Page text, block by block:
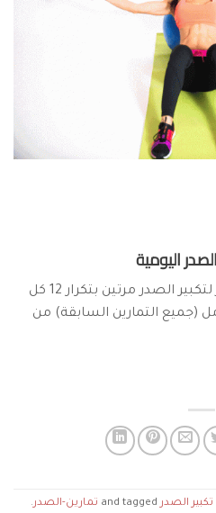
اليومية
قومي بتكرار كل تمارين الدمبلز لتكبير الصدر مرتين بتكرار 12 كل
(جميع التمارين السابقة) من
الصدر تمارين-الصدر.